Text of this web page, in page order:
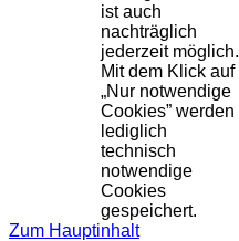
ist auch
nachträglich
jederzeit möglich.
Mit dem Klick auf
„Nur notwendige
Cookies” werden
lediglich
technisch
notwendige
Cookies
gespeichert.
Zum Hauptinhalt